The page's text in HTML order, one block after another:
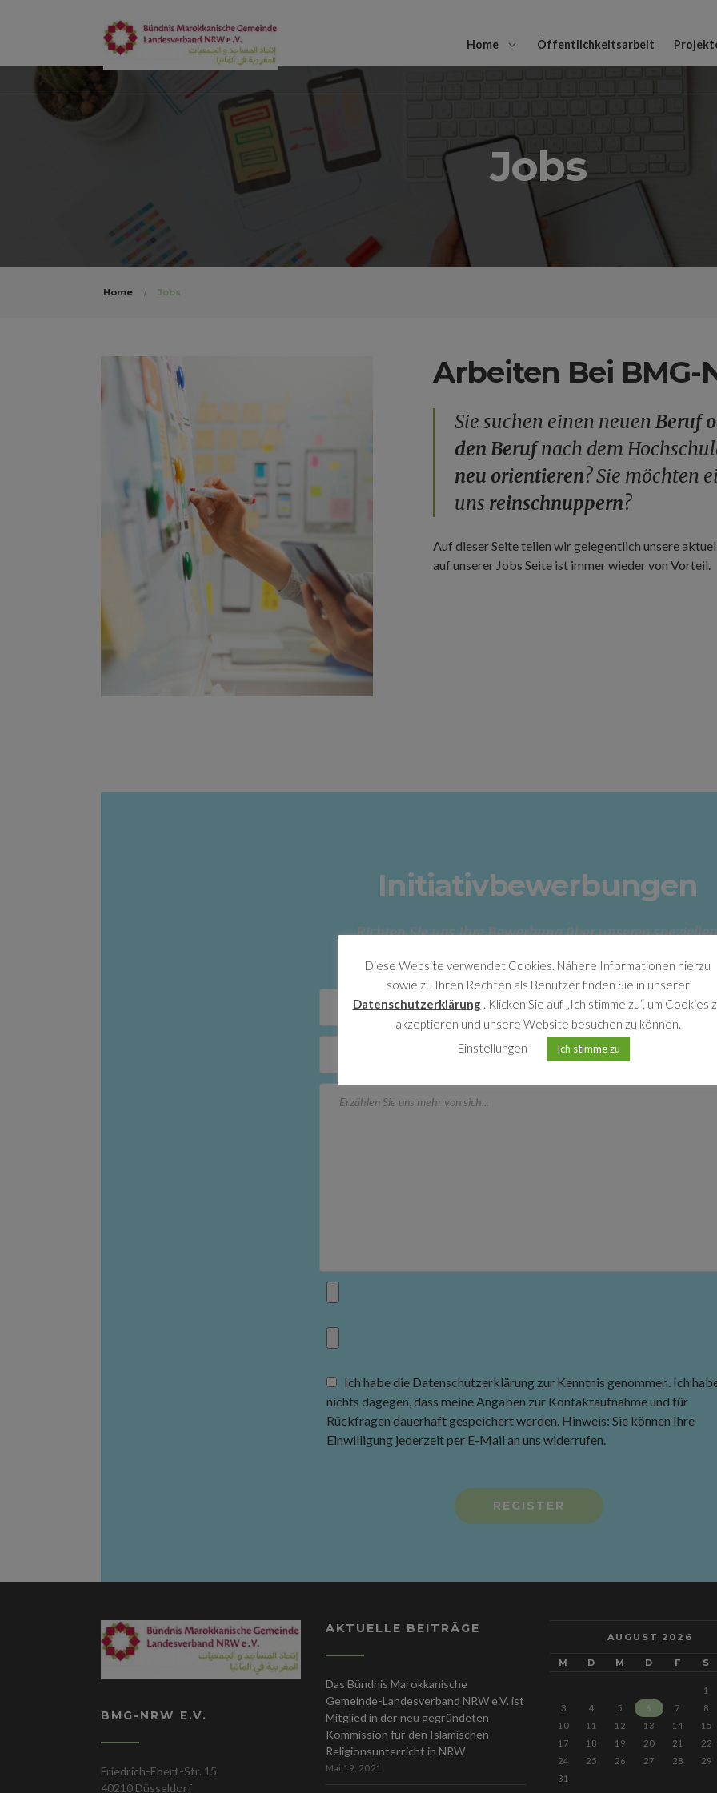
Home Öffentlichkeitsarbeit
Jobs
Home Jobs
Arbeiten Bei BMG-
Sie suchen einen neuenBeruf
den Berufnach dem
neu orientieren? Sie möchten
uns reinschnuppern?
Auf dieser Seite teilen wir gelegentlich unsere
auf unserer Jobs Seite ist immer wieder von Vorteil.
Initiativbewerbungen
Richten Sie uns Ihre Bewerbung über unseren
Ich habe die Datenschutzerklärung zur Kenntnis genommen. Ich
nichts dagegen, dass meine Angaben zur Kontaktaufnahme und für
Rückfragen dauerhaft gespeichert werden. Hinweis: Sie können Ihre
Einwilligung jederzeit per E-Mail an uns widerrufen.
BMG-NRW E.V.
Friedrich-Ebert-Str. 15
40210 Düsseldorf
AKTUELLE BEITRÄGE
Das Bündnis Marokkanische
Gemeinde-Landesverband NRW e.V. ist
Mitglied in der neu gegründeten
Kommission für den Islamischen
Religionsunterricht in NRW
Mai 19, 2021
AUGUST 2026
M D M D F S
1
3
4 5 6 7
8
10
11 12 13 14
15
17
18 19 20 21
22
24
25 26 27 28
29
31
Diese Website verwendet Cookies. Nähere Informationen hierzu
sowie zu Ihren Rechten als Benutzer finden Sie in unserer
Datenschutzerklärung. Klicken Sie auf „Ich stimme zu“, um Cookies
akzeptieren und unsere Website besuchen zu können.
Einstellungen
Ich stimme zu